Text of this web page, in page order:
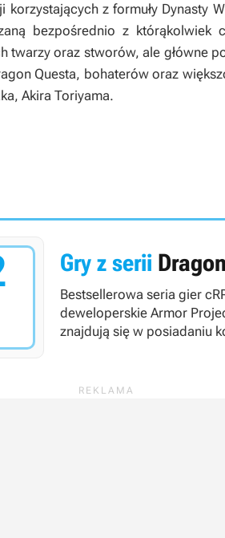
z formuły Dynasty
bezpośrednio z którąkolwiek
twarzy oraz stworów, ale główne
Questa, bohaterów oraz
Akira Toriyama.
Gry z serii
Bestsellerowa seria gier
deweloperskie Armor
znajdują się w posiadaniu